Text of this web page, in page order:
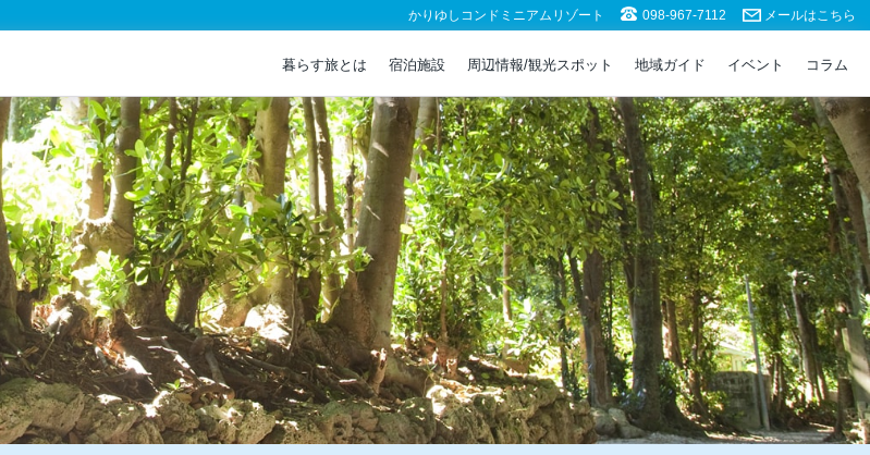
かりゆしコンドミニアムリゾート 098-967-7112 メールはこちら
暮らす旅とは 宿泊施設 周辺情報/観光スポット 地域ガイド イベント コラム